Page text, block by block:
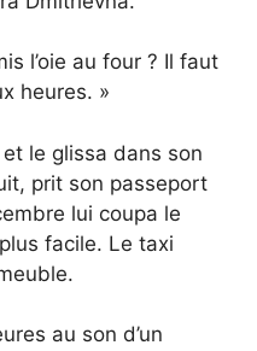
l’oie au four ? Il faut
heures. »
le glissa dans son
prit son passeport
lui coupa le
facile. Le taxi
au son d’un